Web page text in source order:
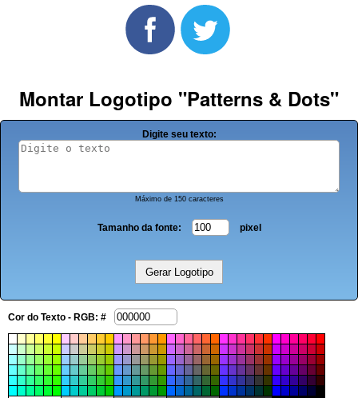
Montar Logotipo "Patterns & Dots"
Digite seu texto:
Máximo de 150 caracteres
Tamanho da fonte: pixel
Cor do Texto - RGB: #